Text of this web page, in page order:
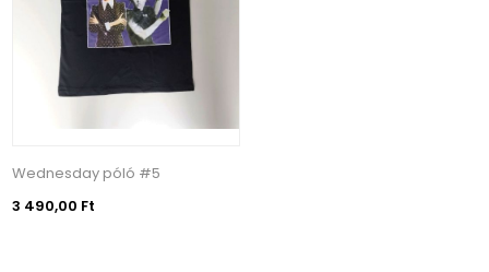
Wednesday póló #5
3 490,00 Ft